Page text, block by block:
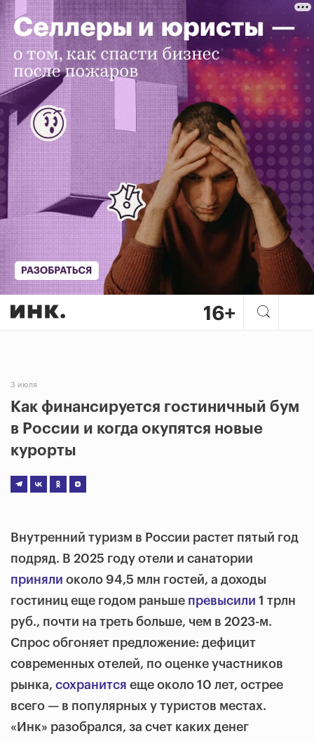
3 июля
Как финансируется гостиничный бум
в России и когда окупятся новые
курорты
Внутренний туризм в России растет пятый год
подряд. В 2025 году отели и санатории
приняли около 94,5 млн гостей, а доходы
гостиниц еще годом раньше превысили 1 трлн
руб., почти на треть больше, чем в 2023-м.
Спрос обгоняет предложение: дефицит
современных отелей, по оценке участников
рынка, сохранится еще около 10 лет, острее
всего — в популярных у туристов местах.
«Инк» разобрался, за счет каких денег